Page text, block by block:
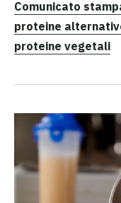
Comunicato
proteine
proteine vegetali